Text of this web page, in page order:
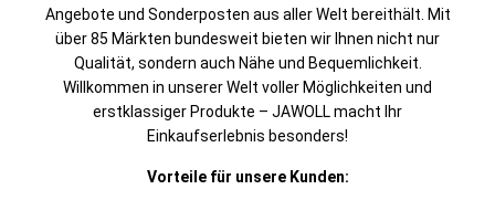
Angebote und Sonderposten aus aller Welt bereithält. Mit
über 85 Märkten bundesweit bieten wir Ihnen nicht nur
Qualität, sondern auch Nähe und Bequemlichkeit.
Willkommen in unserer Welt voller Möglichkeiten und
erstklassiger Produkte – JAWOLL macht Ihr
Einkaufserlebnis besonders!
Vorteile für unsere Kunden: